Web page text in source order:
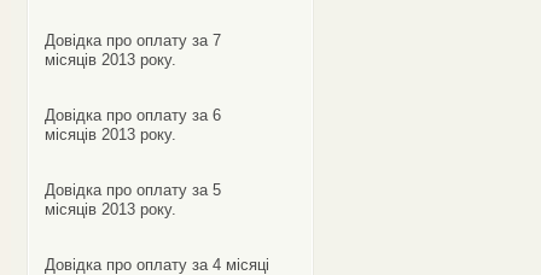
Довідка про оплату за 7
місяців 2013 року.
Довідка про оплату за 6
місяців 2013 року.
Довідка про оплату за 5
місяців 2013 року.
Довідка про оплату за 4 місяці